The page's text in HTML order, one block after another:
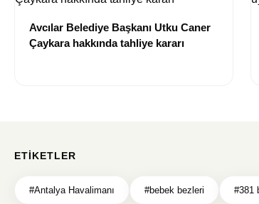
Avcılar Belediye Başkanı Utku Caner
Çaykara hakkında tahliye kararı
ETIKETLER
#Antalya Havalimanı #bebek bezleri #381